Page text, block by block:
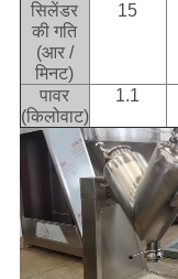
सिलेंडर
की गति
(आर /
मिनट)
15
पावर
(किलोवाट)
1.1